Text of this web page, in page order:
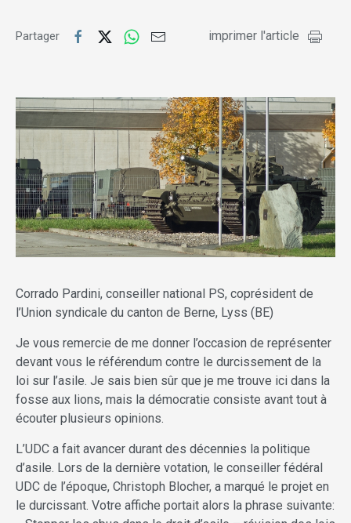
Partager imprimer l'article
Corrado Pardini, conseiller national PS, coprésident de
l’Union syndicale du canton de Berne, Lyss (BE)
Je vous remercie de me donner l’occasion de représenter
devant vous le référendum contre le durcissement de la
loi sur l’asile. Je sais bien sûr que je me trouve ici dans la
fosse aux lions, mais la démocratie consiste avant tout à
écouter plusieurs opinions.
L’UDC a fait avancer durant des décennies la politique
d’asile. Lors de la dernière votation, le conseiller fédéral
UDC de l’époque, Christoph Blocher, a marqué le projet en
le durcissant. Votre affiche portait alors la phrase suivante: